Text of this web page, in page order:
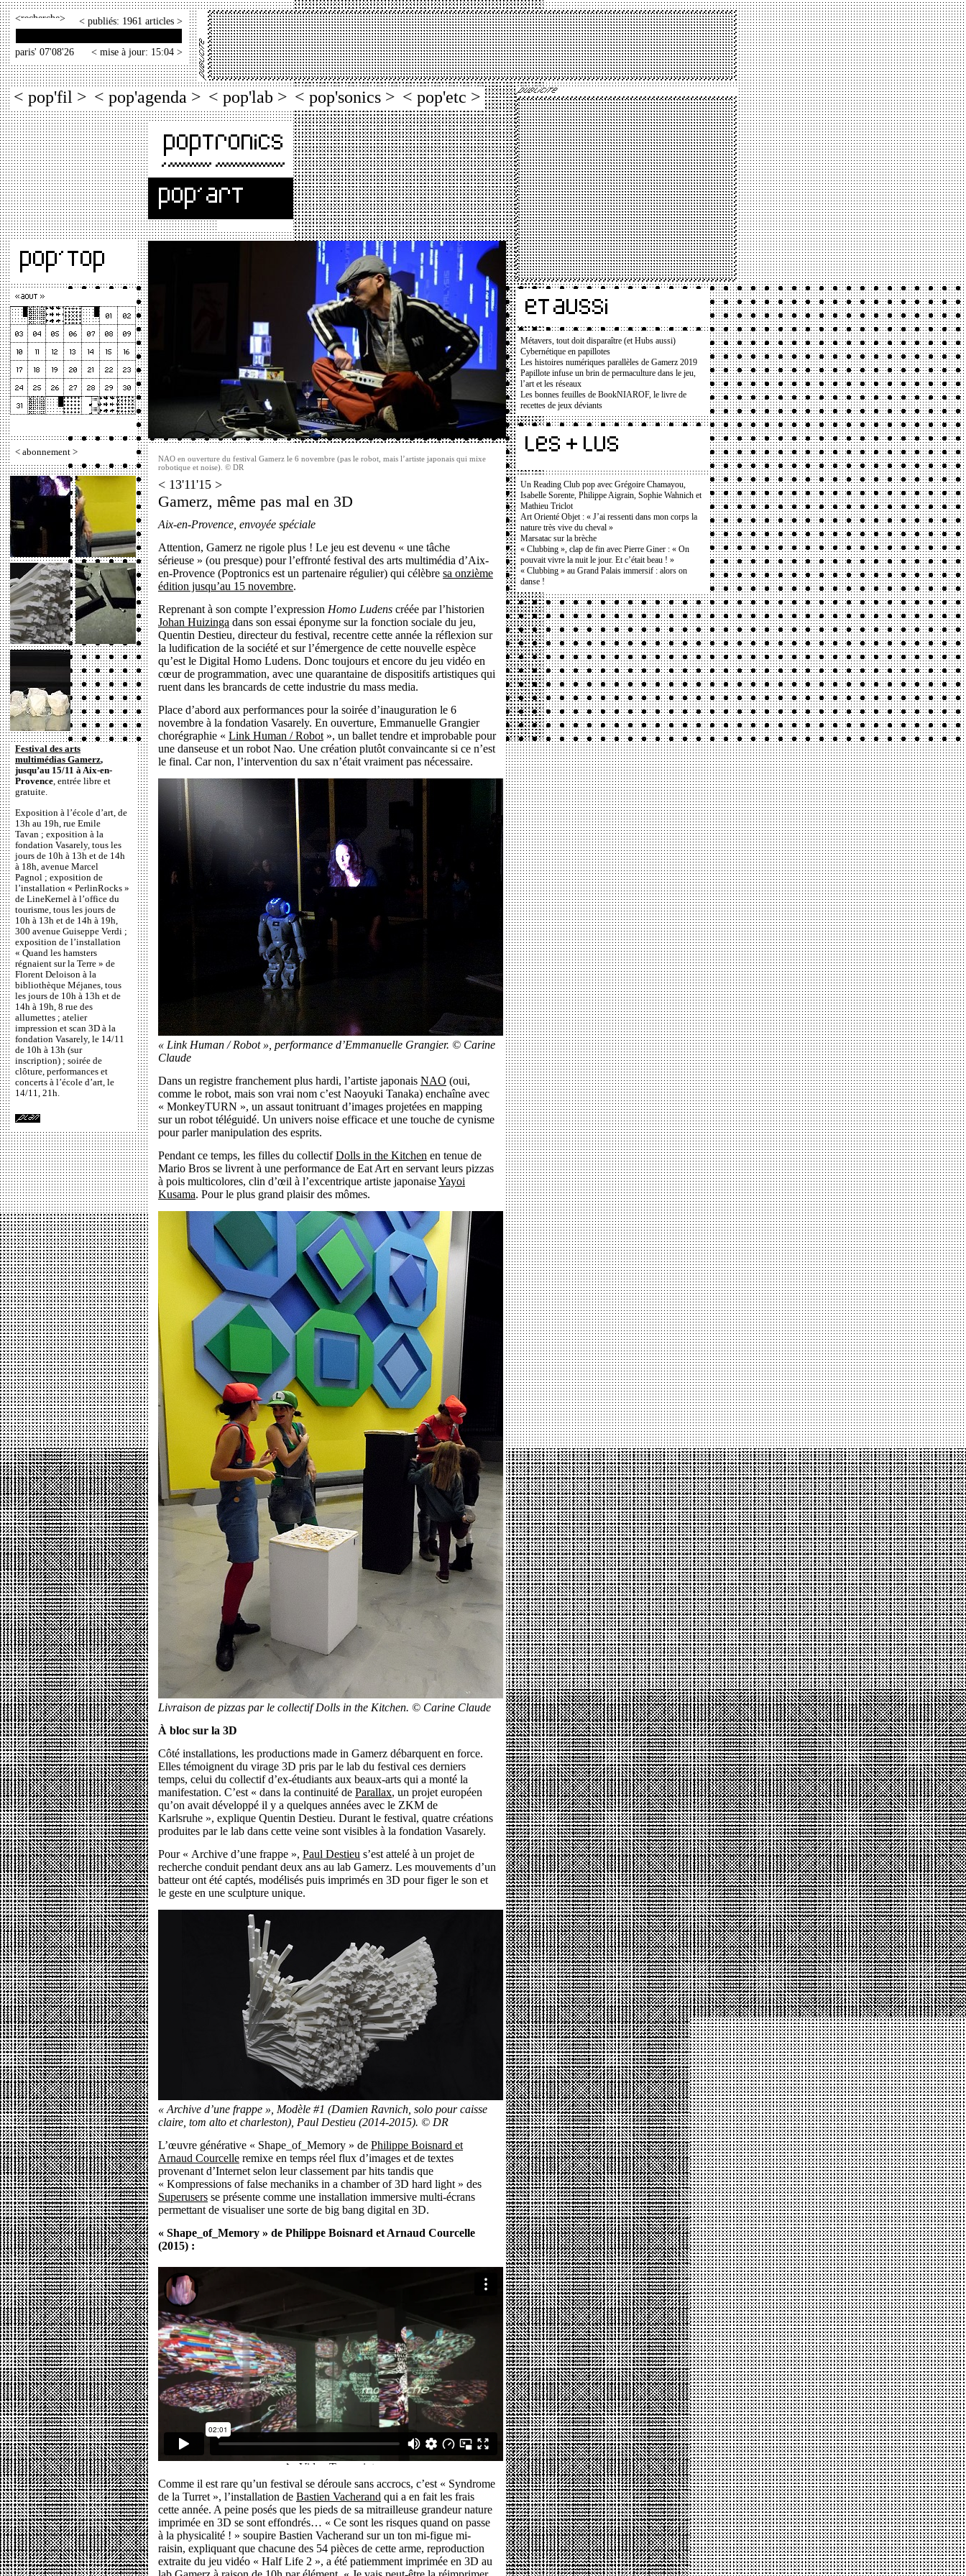
< > < publiés: 1961 articles >
paris' 07'08'26 < mise à jour: 15:04 >
< pop'fil > < pop'agenda > < pop'lab > < pop'sonics > < pop'etc >
< abonnement >
Festival des arts
multimédias Gamerz,
jusqu’au 15/11 à Aix-en-
Provence, entrée libre et
gratuite.
Exposition à l’école d’art, de
13h au 19h, rue Emile
Tavan ; exposition à la
fondation Vasarely, tous les
jours de 10h à 13h et de 14h
à 18h, avenue Marcel
Pagnol ; exposition de
l’installation « PerlinRocks »
de LineKernel à l’office du
tourisme, tous les jours de
10h à 13h et de 14h à 19h,
300 avenue Guiseppe Verdi ;
exposition de l’installation
« Quand les hamsters
régnaient sur la Terre » de
Florent Deloison à la
bibliothèque Méjanes, tous
les jours de 10h à 13h et de
14h à 19h, 8 rue des
allumettes ; atelier
impression et scan 3D à la
fondation Vasarely, le 14/11
de 10h à 13h (sur
inscription) ; soirée de
clôture, performances et
concerts à l’école d’art, le
14/11, 21h.
NAO en ouverture du festival Gamerz le 6 novembre (pas le robot, mais l’artiste japonais qui mixe
robotique et noise). © DR
< 13'11'15 >
Gamerz, même pas mal en 3D
Aix-en-Provence, envoyée spéciale
Attention, Gamerz ne rigole plus ! Le jeu est devenu « une tâche
sérieuse » (ou presque) pour l’effronté festival des arts multimédia d’Aix-
en-Provence (Poptronics est un partenaire régulier) qui célèbre sa onzième
édition jusqu’au 15 novembre.
Reprenant à son compte l’expression Homo Ludens créée par l’historien
Johan Huizinga dans son essai éponyme sur la fonction sociale du jeu,
Quentin Destieu, directeur du festival, recentre cette année la réflexion sur
la ludification de la société et sur l’émergence de cette nouvelle espèce
qu’est le Digital Homo Ludens. Donc toujours et encore du jeu vidéo en
cœur de programmation, avec une quarantaine de dispositifs artistiques qui
ruent dans les brancards de cette industrie du mass media.
Place d’abord aux performances pour la soirée d’inauguration le 6
novembre à la fondation Vasarely. En ouverture, Emmanuelle Grangier
chorégraphie « Link Human / Robot », un ballet tendre et improbable pour
une danseuse et un robot Nao. Une création plutôt convaincante si ce n’est
le final. Car non, l’intervention du sax n’était vraiment pas nécessaire.
« Link Human / Robot », performance d’Emmanuelle Grangier. © Carine
Claude
Dans un registre franchement plus hardi, l’artiste japonais NAO (oui,
comme le robot, mais son vrai nom c’est Naoyuki Tanaka) enchaîne avec
« MonkeyTURN », un assaut tonitruant d’images projetées en mapping
sur un robot téléguidé. Un univers noise efficace et une touche de cynisme
pour parler manipulation des esprits.
Pendant ce temps, les filles du collectifDolls in the Kitchen en tenue de
Mario Bros se livrent à une performance de Eat Art en servant leurs pizzas
à pois multicolores, clin d’œil à l’excentrique artiste japonaiseYayoi
Kusama. Pour le plus grand plaisir des mômes.
Livraison de pizzas par le collectif Dolls in the Kitchen. © Carine Claude
À bloc sur la 3D
Côté installations, les productions made in Gamerz débarquent en force.
Elles témoignent du virage 3D pris par le lab du festival ces derniers
temps, celui du collectif d’ex-étudiants aux beaux-arts qui a monté la
manifestation. C’est « dans la continuité de Parallax, un projet européen
qu’on avait développé il y a quelques années avec le ZKM de
Karlsruhe », explique Quentin Destieu. Durant le festival, quatre créations
produites par le lab dans cette veine sont visibles à la fondation Vasarely.
Pour « Archive d’une frappe », Paul Destieu s’est attelé à un projet de
recherche conduit pendant deux ans au lab Gamerz. Les mouvements d’un
batteur ont été captés, modélisés puis imprimés en 3D pour figer le son et
le geste en une sculpture unique.
« Archive d’une frappe », Modèle #1 (Damien Ravnich, solo pour caisse
claire, tom alto et charleston), Paul Destieu (2014-2015). © DR
L’œuvre générative « Shape_of_Memory » de Philippe Boisnard et
Arnaud Courcelle remixe en temps réel flux d’images et de textes
provenant d’Internet selon leur classement par hits tandis que
« Kompressions of false mechaniks in a chamber of 3D hard light » des
Superusers se présente comme une installation immersive multi-écrans
permettant de visualiser une sorte de big bang digital en 3D.
« Shape_of_Memory » de Philippe Boisnard et Arnaud Courcelle
(2015) :
Comme il est rare qu’un festival se déroule sans accrocs, c’est « Syndrome
de la Turret », l’installation de Bastien Vacherand qui a en fait les frais
cette année. A peine posés que les pieds de sa mitrailleuse grandeur nature
imprimée en 3D se sont effondrés… « Ce sont les risques quand on passe
à la physicalité ! » soupire Bastien Vacherand sur un ton mi-figue mi-
raisin, expliquant que chacune des 54 pièces de cette arme, reproduction
extraite du jeu vidéo « Half Life 2 », a été patiemment imprimée en 3D au
Métavers, tout doit disparaître (et Hubs aussi)
Cybernétique en papillotes
Les histoires numériques parallèles de Gamerz 2019
Papillote infuse un brin de permaculture dans le jeu,
l’art et les réseaux
Les bonnes feuilles de BookNIAROF, le livre de
recettes de jeux déviants
Un Reading Club pop avec Grégoire Chamayou,
Isabelle Sorente, Philippe Aigrain, Sophie Wahnich et
Mathieu Triclot
Art Orienté Objet : « J’ai ressenti dans mon corps la
nature très vive du cheval »
Marsatac sur la brèche
« Clubbing », clap de fin avec Pierre Giner : « On
pouvait vivre la nuit le jour. Et c’était beau ! »
« Clubbing » au Grand Palais immersif : alors on
danse !